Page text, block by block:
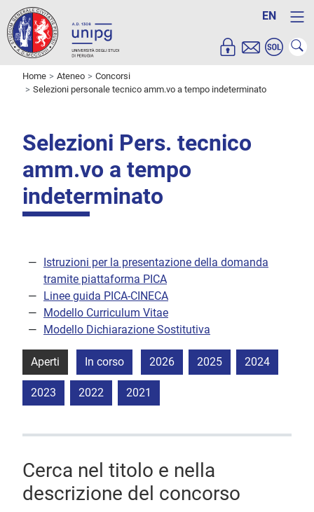
EN
Home Ateneo
Concorsi
Selezioni personale tecnico amm.vo a tempo indeterminato
Selezioni Pers. tecnico
amm.vo a tempo
indeterminato
Istruzioni per la presentazione della domanda
tramite piattaforma PICA
Linee guida PICA-CINECA
Modello Curriculum Vitae
Modello Dichiarazione Sostitutiva
Aperti In corso 2026 2025 2024
2023 2022 2021
Cerca nel titolo e nella
descrizione del concorso